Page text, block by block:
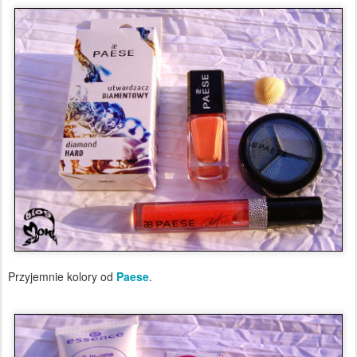
Przyjemnie kolory od Paese.